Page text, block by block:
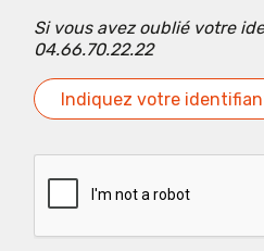
Si vous avez oublié votre
04.66.70.22.22